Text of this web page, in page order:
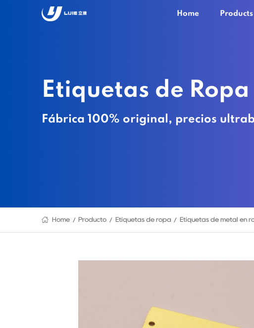
Home Products
Etiquetas de Ropa
Fábrica 100% original, precios
Home Producto Etiquetas de ropa Etiquetas de metal en